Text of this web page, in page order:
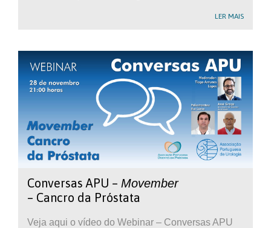
LER MAIS
Conversas APU – Movember
– Cancro da Próstata
Veja aqui o vídeo do Webinar – Conversas APU